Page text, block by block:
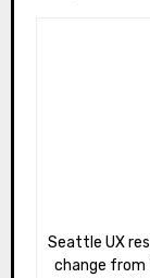
Seattle UX researcher now documenting Arctic climate
change from